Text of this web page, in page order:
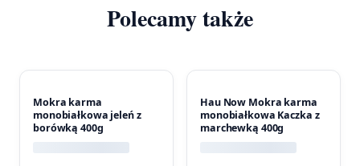
Polecamy także
Mokra karma
monobiałkowa jeleń z
borówką 400g
Hau Now Mokra karma
monobiałkowa Kaczka z
marchewką 400g